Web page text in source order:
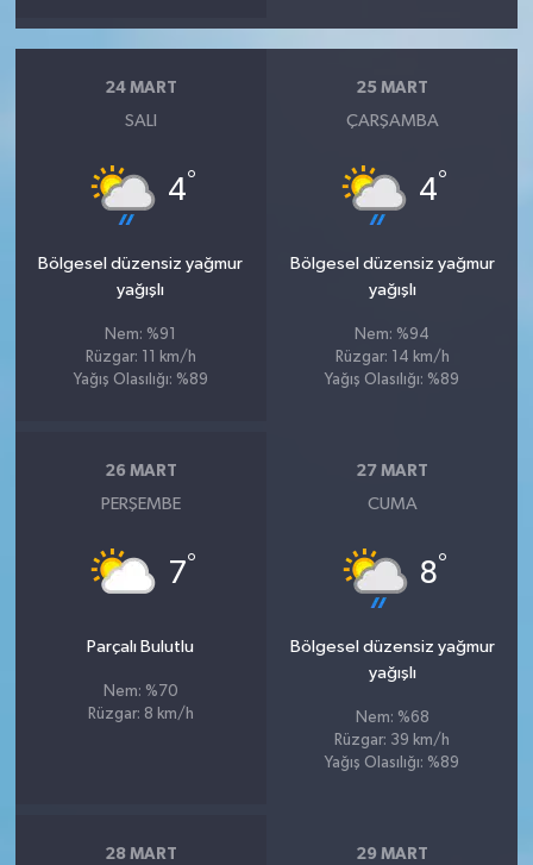
24 MART
SALI
4°
Bölgesel düzensiz yağmur
yağışlı
Nem: %91
Rüzgar: 11 km/h
Yağış Olasılığı: %89
25 MART
ÇARŞAMBA
4°
Bölgesel düzensiz yağmur
yağışlı
Nem: %94
Rüzgar: 14 km/h
Yağış Olasılığı: %89
26 MART
PERŞEMBE
7°
Parçalı Bulutlu
Nem: %70
Rüzgar: 8 km/h
27 MART
CUMA
8°
Bölgesel düzensiz yağmur
yağışlı
Nem: %68
Rüzgar: 39 km/h
Yağış Olasılığı: %89
28 MART 29 MART